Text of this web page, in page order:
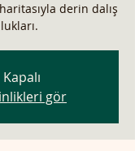
derin dalış
Kapalı
gör